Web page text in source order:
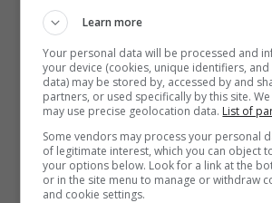
c’è stato unfurto
La Cassazione ha
c’è il reato di furto
Learn more
Your personal data will be processed and
your device (cookies, unique identifiers,
data) may be stored by, accessed by and
partners, or used specifically by this site.
may use precise geolocation data. List of
Some vendors may process your personal
of legitimate interest, which you can object
your options below. Look for a link at the
or in the site menu to manage or withdraw
and cookie settings.